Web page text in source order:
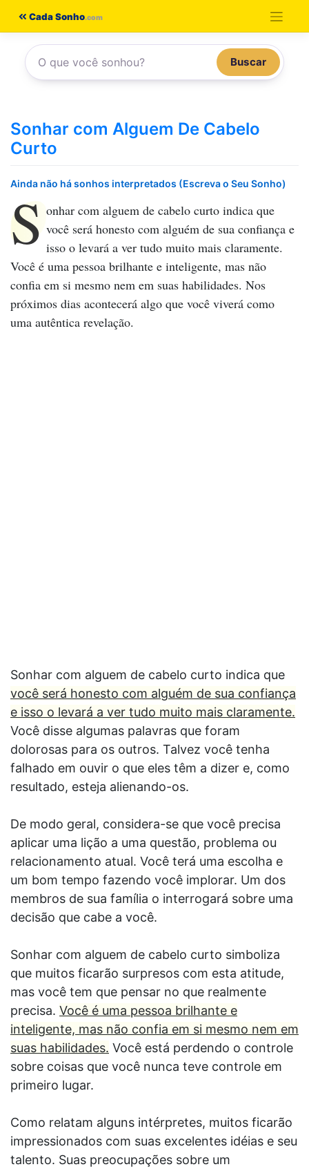
conteúdo
Cada Sonho
Buscar
Sonhar com Alguem De Cabelo
Curto
Ainda não há sonhos interpretados (Escreva o Seu Sonho)
S onhar com alguem de cabelo curto indica que
você será honesto com alguém de sua confiança e
isso o levará a ver tudo muito mais claramente.
Você é uma pessoa brilhante e inteligente, mas não
confia em si mesmo nem em suas habilidades. Nos
próximos dias acontecerá algo que você viverá como
uma autêntica revelação.
Sonhar com alguem de cabelo curto indica que
você será honesto com alguém de sua confiança
e isso o levará a ver tudo muito mais claramente.
Você disse algumas palavras que foram
dolorosas para os outros. Talvez você tenha
falhado em ouvir o que eles têm a dizer e, como
resultado, esteja alienando-os.
De modo geral, considera-se que você precisa
aplicar uma lição a uma questão, problema ou
relacionamento atual. Você terá uma escolha e
um bom tempo fazendo você implorar. Um dos
membros de sua família o interrogará sobre uma
decisão que cabe a você.
Sonhar com alguem de cabelo curto simboliza
que muitos ficarão surpresos com esta atitude,
mas você tem que pensar no que realmente
precisa. Você é uma pessoa brilhante e
inteligente, mas não confia em si mesmo nem em
suas habilidades. Você está perdendo o controle
sobre coisas que você nunca teve controle em
primeiro lugar.
Como relatam alguns intérpretes, muitos ficarão
impressionados com suas excelentes idéias e seu
talento. Suas preocupações sobre um